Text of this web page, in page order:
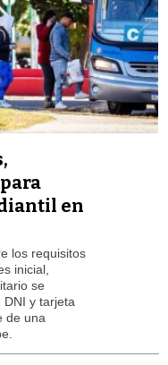
en
los requisitos
inicial,
se
y tarjeta
de una